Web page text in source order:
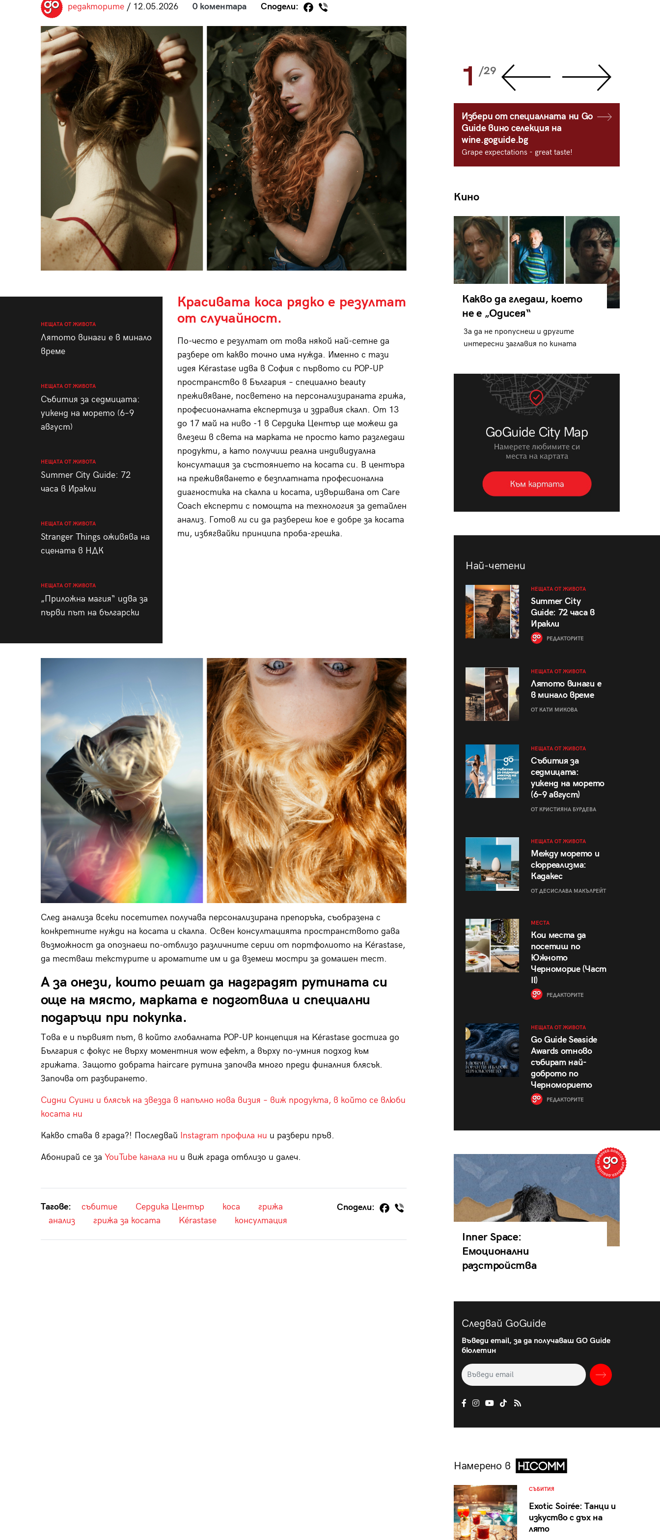
редакторите/ 12.05.2026 0 коментара Сподели:
НЕЩАТА ОТ ЖИВОТА
Лятото винаги е в минало
време
НЕЩАТА ОТ ЖИВОТА
Събития за седмицата:
уикенд на морето (6–9
август)
НЕЩАТА ОТ ЖИВОТА
Summer City Guide: 72
часа в Иракли
НЕЩАТА ОТ ЖИВОТА
Stranger Things оживява на
сцената в НДК
НЕЩАТА ОТ ЖИВОТА
„Приложна магия“ идва за
първи път на български
Красивата коса рядко е резултат
от случайност.
По-често е резултат от това някой най-сетне да
разбере от какво точно има нужда. Именно с тази
идея Kérastase идва в София с първото си POP-UP
пространство в България – специално beauty
преживяване, посветено на персонализираната грижа,
професионалната експертиза и здравия скалп. От 13
до 17 май на ниво -1 в Сердика Център ще можеш да
влезеш в света на марката не просто като разгледаш
продукти, а като получиш реална индивидуална
консултация за състоянието на косата си. В центъра
на преживяването е безплатната професионална
диагностика на скалпа и косата, извършвана от Care
Coach експерти с помощта на технология за детайлен
анализ. Готов ли си да разбереш кое е добре за косата
ти, избягвайки принципа проба-грешка.
След анализа всеки посетител получава персонализирана препоръка, съобразена с
конкретните нужди на косата и скалпа. Освен консултацията пространството дава
възможност да опознаеш по-отблизо различните серии от портфолиото на Kérastase,
да тестваш текстурите и ароматите им и да вземеш мостри за домашен тест.
А за онези, които решат да надградят рутината си
още на място, марката е подготвила и специални
подаръци при покупка.
Това е и първият път, в който глобалната POP-UP концепция на Kérastase достига до
България с фокус не върху моментния wow ефект, а върху по-умния подход към
грижата. Защото добрата haircare рутина започва много преди финалния блясък.
Започва от разбирането.
Сидни Суини и блясък на звезда в напълно нова визия – виж продукта, в който се влюби
косата ни
Какво става в града?! Последвай Instagram профила ни и разбери пръв.
Абонирай се за YouTube канала ни и виж града отблизо и далеч.
Тагове: събитие Сердика Център коса
грижа
анализ
грижа за косата Kérastase консултация
Сподели:
28/29 29/29 1 /29
Избери от специалната ни Go
Guide вино селекция на
wine.goguide.bg
Grape expectations - great taste!
Кино
Какво да гледаш, което
не е „Одисея“
За да не пропуснеш и другите
интересни заглавия по кината
Най-четени
НЕЩАТА ОТ ЖИВОТА
Summer City
Guide: 72 часа в
Иракли
РЕДАКТОРИТЕ
НЕЩАТА ОТ ЖИВОТА
Лятото винаги е
в минало време
ОТ КАТИ МИКОВА
НЕЩАТА ОТ ЖИВОТА
Събития за
седмицата:
уикенд на морето
(6–9 август)
ОТ КРИСТИЯНА БУРДЕВА
НЕЩАТА ОТ ЖИВОТА
Между морето и
сюрреализма:
Кадакес
ОТ ДЕСИСЛАВА МАКЪЛРЕЙТ
МЕСТА
Кои места да
посетиш по
Южното
Черноморие (Част
II)
РЕДАКТОРИТЕ
НЕЩАТА ОТ ЖИВОТА
Go Guide Seaside
Awards отново
събират най-
доброто по
Черноморието
РЕДАКТОРИТЕ
Inner Space:
Емоционални
разстройства
Следвай GoGuide
Въведи email, за да получаваш GO Guide
бюлетин
Намерено в
СЪБИТИЯ
Exotic Soirée: Танци и
изкуство с дъх на
лято